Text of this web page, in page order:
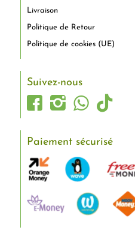
Livraison
Politique de Retour
Politique de cookies (UE)
Suivez-nous
Paiement sécurisé